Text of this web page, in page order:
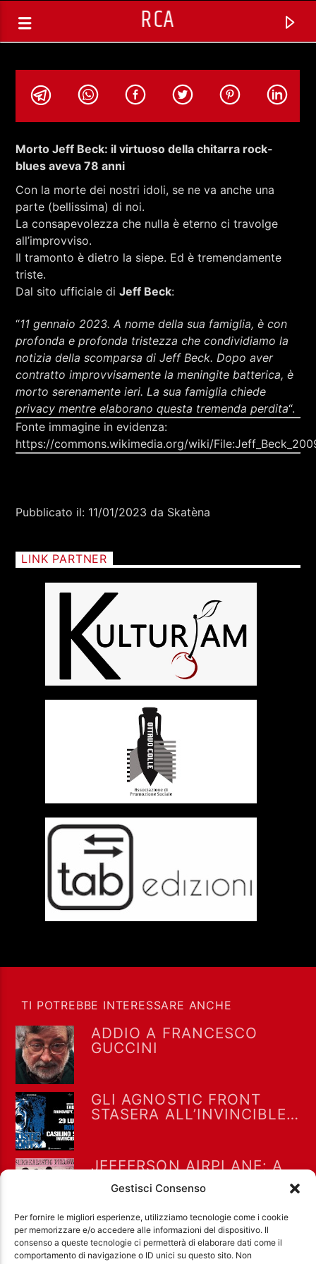
Gestisci Consenso
Per fornire le migliori esperienze, utilizziamo tecnologie come i cookie
per memorizzare e/o accedere alle informazioni del dispositivo. Il
consenso a queste tecnologie ci permetterà di elaborare dati come il
comportamento di navigazione o ID unici su questo sito. Non
RCA
STRANIERE
RCA - Radio città aperta
+393401974468
Sostieni Radio Città Aperta
Morto Jeff Beck: il virtuoso della chitarra rock-
blues aveva 78 anni
Con la morte dei nostri idoli, se ne va anche una
parte (bellissima) di noi.
La consapevolezza che nulla è eterno ci travolge
all’improvviso.
Il tramonto è dietro la siepe. Ed è tremendamente
triste.
Dal sito ufficiale diJeff Beck:
“11 gennaio 2023. A nome della sua famiglia, è con
profonda e profonda tristezza che condividiamo la
notizia della scomparsa di Jeff Beck. Dopo aver
contratto improvvisamente la meningite batterica, è
morto serenamente ieri. La sua famiglia chiede
privacy mentre elaborano questa tremenda perdita“.
Fonte immagine in evidenza:
https://commons.wikimedia.org/wiki/
Pubblicato il: 11/01/2023 da Skatèna
LINK PARTNER
TI POTREBBE INTERESSARE ANCHE
ADDIO A FRANCESCO
GUCCINI
GLI AGNOSTIC FRONT
STASERA ALL’INVINCIBLE
JEFFERSON AIRPLANE: A
LUGLIO 1967 “WHITE
RABBIT” RAGGIUNSE LA
POSIZIONE #8 NELLA
BILLBOARD HOT 100